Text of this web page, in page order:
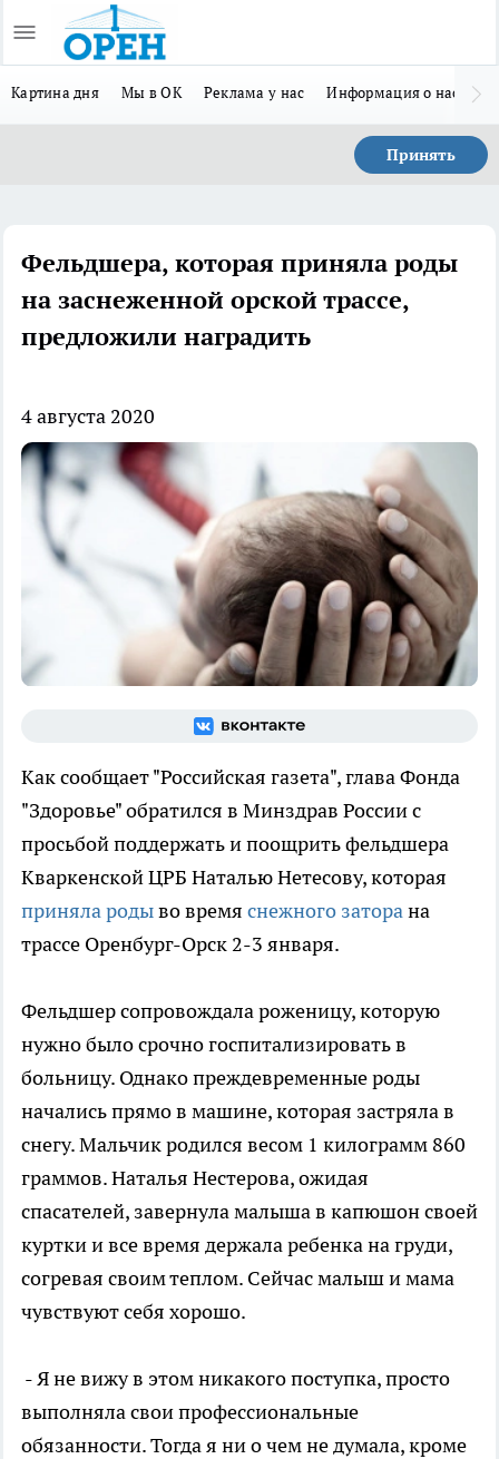
Картина дня Мы в ОК Реклама у нас Информация о нас
Принять
Фельдшера, которая приняла роды
на заснеженной орской трассе,
предложили наградить
4 августа 2020
Как сообщает "Российская газета", глава Фонда
"Здоровье" обратился в Минздрав России с
просьбой поддержать и поощрить фельдшера
Кваркенской ЦРБ Наталью Нетесову, которая
приняла родыво время снежного заторана
трассе Оренбург-Орск 2-3 января.
Фельдшер сопровождала роженицу, которую
нужно было срочно госпитализировать в
больницу. Однако преждевременные роды
начались прямо в машине, которая застряла в
снегу. Мальчик родился весом 1 килограмм 860
граммов. Наталья Нестерова, ожидая
спасателей, завернула малыша в капюшон своей
куртки и все время держала ребенка на груди,
согревая своим теплом. Сейчас малыш и мама
чувствуют себя хорошо.
- Я не вижу в этом никакого поступка, просто
выполняла свои профессиональные
обязанности. Тогда я ни о чем не думала, кроме